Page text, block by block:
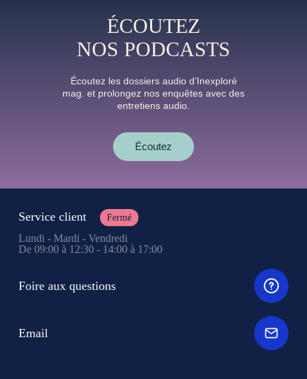
ÉCOUTEZ
NOS PODCASTS
Écoutez les dossiers audio d’Inexploré
mag. et prolongez nos enquêtes avec des
entretiens audio.
Écoutez
Service client Fermé
Lundi - Mardi - Vendredi
De 09:00 à 12:30 - 14:00 à 17:00
Foire aux questions
Email